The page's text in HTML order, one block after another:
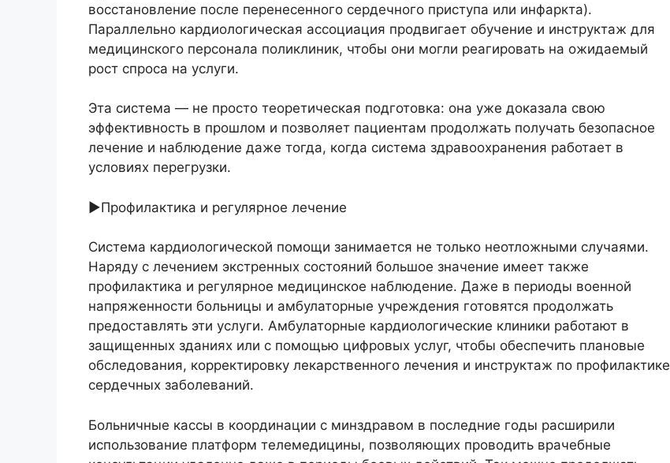
восстановление после перенесенного сердечного приступа или инфаркта).
Параллельно кардиологическая ассоциация продвигает обучение и инструктаж для
медицинского персонала поликлиник, чтобы они могли реагировать на ожидаемый
рост спроса на услуги.
Эта система — не просто теоретическая подготовка: она уже доказала свою
эффективность в прошлом и позволяет пациентам продолжать получать безопасное
лечение и наблюдение даже тогда, когда система здравоохранения работает в
условиях перегрузки.
►Профилактика и регулярное лечение
Система кардиологической помощи занимается не только неотложными случаями.
Наряду с лечением экстренных состояний большое значение имеет также
профилактика и регулярное медицинское наблюдение. Даже в периоды военной
напряженности больницы и амбулаторные учреждения готовятся продолжать
предоставлять эти услуги. Амбулаторные кардиологические клиники работают в
защищенных зданиях или с помощью цифровых услуг, чтобы обеспечить плановые
обследования, корректировку лекарственного лечения и инструктаж по профилактике
сердечных заболеваний.
Больничные кассы в координации с минздравом в последние годы расширили
использование платформ телемедицины, позволяющих проводить врачебные